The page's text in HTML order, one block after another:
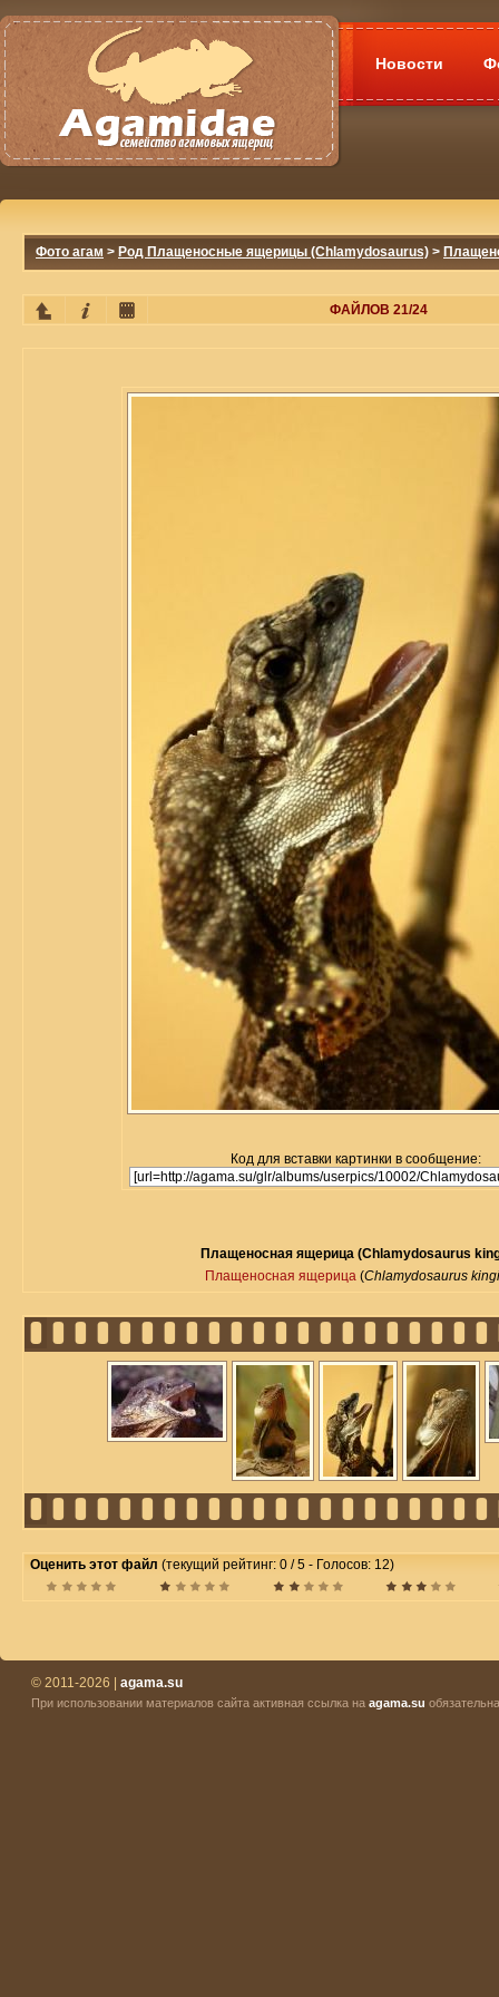
Новости
Фото агам > Род Плащеносные ящерицы (Chlamydosaurus) >
ФАЙЛОВ 21/24
Код для вставки картинки в сообщение:
Плащеносная ящерица (Chlamydosaurus
Плащеносная ящерица (Chlamydosaurus
Оценить этот файл (текущий рейтинг: 0 / 5 - Голосов: 12)
© 2011-2026 | agama.su
При использовании материалов сайта активная ссылка на agama.su